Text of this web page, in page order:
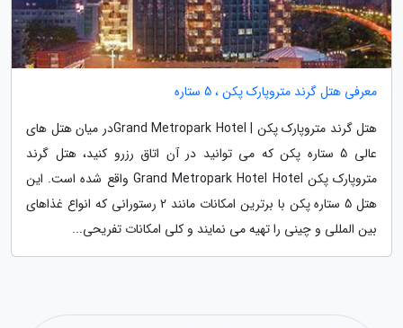
معرفی هتل گرند متروپارک پکن ، 5 ستاره
هتل گرند متروپارک پکن | Grand Metropark Hotelدر میان هتل های
عالی 5 ستاره پکن که می توانید در آن اتاق رزرو کنید، هتل گرند
متروپارک پکن Grand Metropark Hotel Hotel واقع شده است. این
هتل 5 ستاره پکن با برترین امکانات مانند 2 رستورانی که انواع غذاهای
بین المللی و چینی را تهیه می نمایند و کلی امکانات تفریحی...